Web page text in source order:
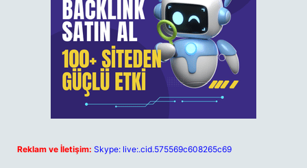
Reklam ve İletişim: Skype: live:.cid.575569c608265c69